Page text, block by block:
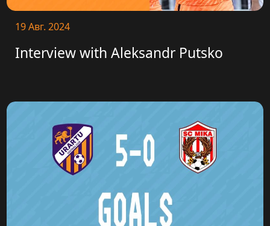
19 Авг. 2024
Interview with Aleksandr Putsko